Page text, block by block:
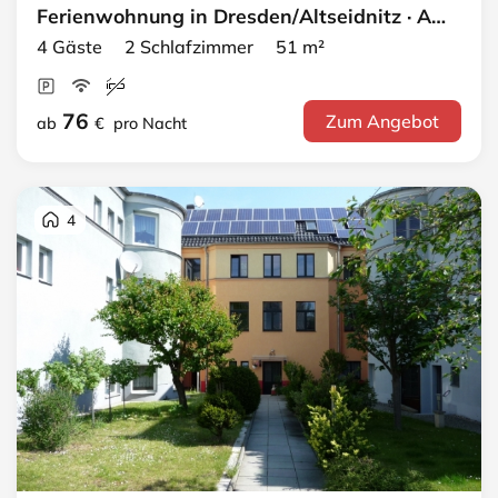
Ferienwohnung in Dresden/Altseidnitz · Apartment 5
4 Gäste 2 Schlafzimmer 51 m²
ab 76 € pro Nacht Zum Angebot
4